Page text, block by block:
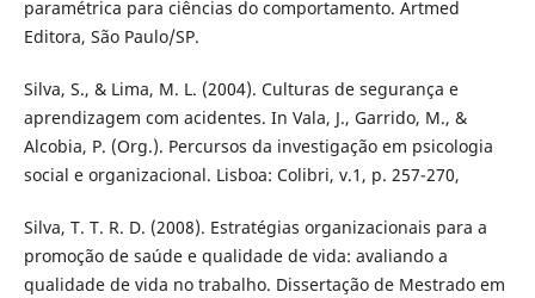
paramétrica para ciências do comportamento. Artmed
Editora, São Paulo/SP.
Silva, S., & Lima, M. L. (2004). Culturas de segurança e
aprendizagem com acidentes. In Vala, J., Garrido, M., &
Alcobia, P. (Org.). Percursos da investigação em psicologia
social e organizacional. Lisboa: Colibri, v.1, p. 257-270,
Silva, T. T. R. D. (2008). Estratégias organizacionais para a
promoção de saúde e qualidade de vida: avaliando a
qualidade de vida no trabalho. Dissertação de Mestrado em